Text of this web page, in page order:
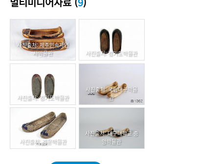
사진출처: 제주민속자연
사박물관
사진출처: 경기도박물관
사진출처: 경기도박물관
사진출처: 국립대구박물
관
사진출처: 경운박물관
사진출처: 대구대학교 중
앙박물관